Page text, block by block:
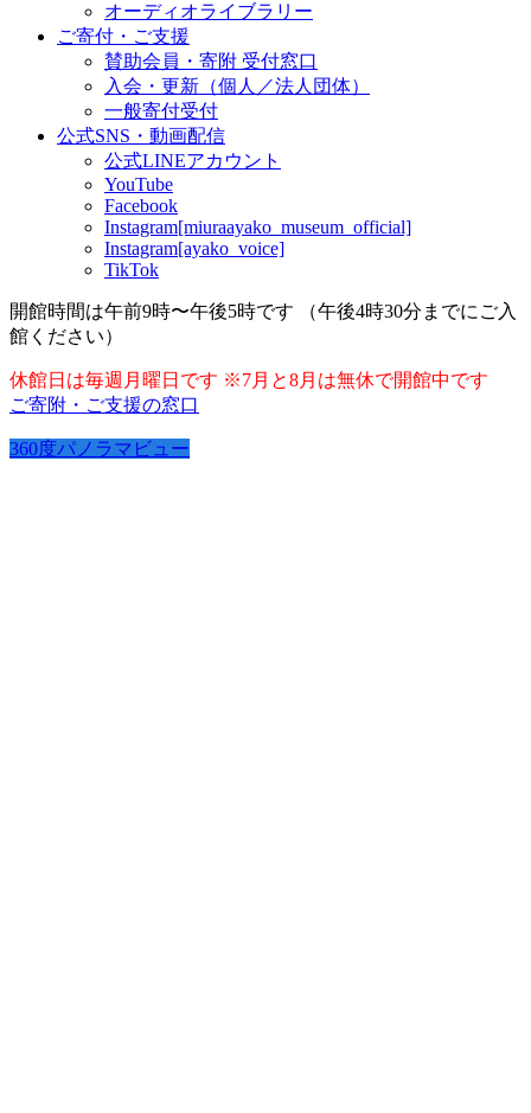
オーディオライブラリー
ご寄付・ご支援
賛助会員・寄附 受付窓口
入会・更新（個人／法人団体）
一般寄付受付
公式SNS・動画配信
公式LINEアカウント
YouTube
Facebook
Instagram[miuraayako_museum_official]
Instagram[ayako_voice]
TikTok
開館時間は午前9時〜午後5時です （午後4時30分までにご入
館ください）
休館日は毎週月曜日です ※7月と8月は無休で開館中です
ご寄附・ご支援の窓口
360度パノラマビュー